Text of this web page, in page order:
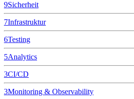
9Sicherheit
7Infrastruktur
6Testing
5Analytics
3CI/CD
3Monitoring & Observability